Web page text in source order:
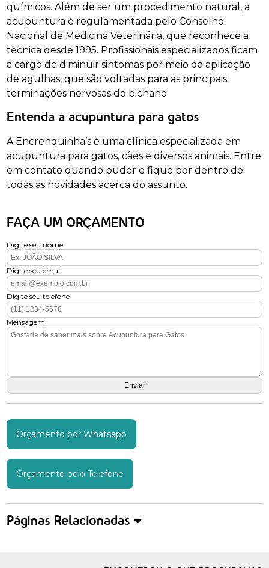
químicos. Além de ser um procedimento natural, a
acupuntura é regulamentada pelo Conselho
Nacional de Medicina Veterinária, que reconhece a
técnica desde 1995. Profissionais especializados ficam
a cargo de diminuir sintomas por meio da aplicação
de agulhas, que são voltadas para as principais
terminações nervosas do bichano.
Entenda a acupuntura para gatos
A Encrenquinha’s é uma clínica especializada em
acupuntura para gatos, cães e diversos animais. Entre
em contato quando puder e fique por dentro de
todas as novidades acerca do assunto.
FAÇA UM ORÇAMENTO
Digite seu nome
Digite seu email
Digite seu telefone
Mensagem
Orçamento por Whatsapp
Orçamento pelo Telefone
Páginas Relacionadas